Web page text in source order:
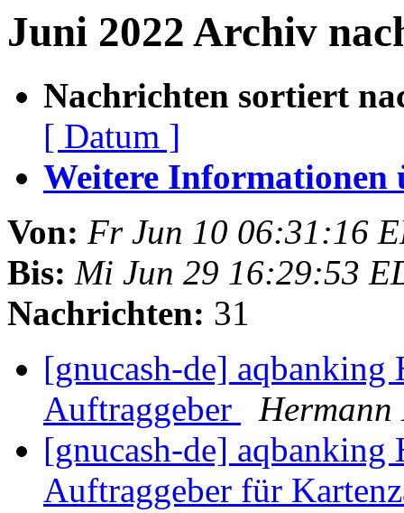
Juni 2022 Archiv
Nachrichten sortiert
[ Datum ]
Weitere Informationen
Von: Fr Jun 10 06:31:16
Bis: Mi Jun 29 16:29:53
Nachrichten: 31
[gnucash-de]
Auftraggeber
Hermann
[gnucash-de]
Auftraggeber für